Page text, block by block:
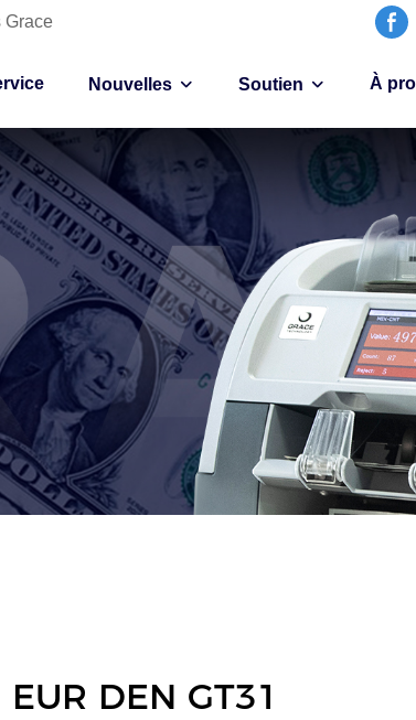
Grace
Nouvelles Soutien À
EUR DEN GT31